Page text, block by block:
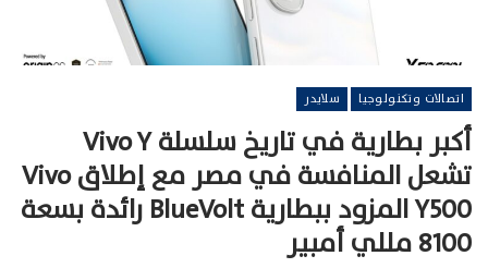
اتصالات وتكنولوجيا سلايدر
أكبر بطارية في تاريخ سلسلة Vivo Y
تشعل المنافسة في مصر مع إطلاق Vivo
Y500 المزود ببطارية BlueVolt رائدة بسعة
8100 مللي أمبير